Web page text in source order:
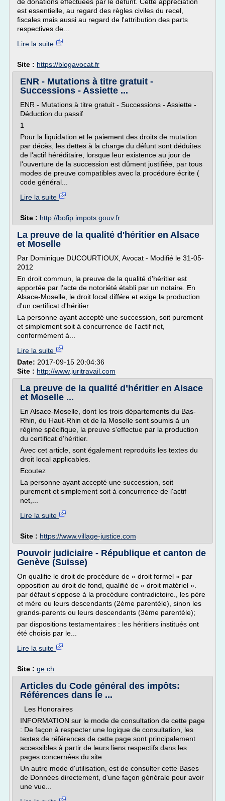
est essentielle, au regard des règles civiles du recel,
fiscales mais aussi au regard de l'attribution des parts
respectives de...
Lire la suite
Site : https://blogavocat.fr
ENR - Mutations à titre gratuit -
Successions - Assiette ...
ENR - Mutations à titre gratuit - Successions - Assiette -
Déduction du passif
1
Pour la liquidation et le paiement des droits de mutation
par décès, les dettes à la charge du défunt sont déduites
de l'actif héréditaire, lorsque leur existence au jour de
l'ouverture de la succession est dûment justifiée, par tous
modes de preuve compatibles avec la procédure écrite (
code général...
Lire la suite
Site : http://bofip.impots.gouv.fr
La preuve de la qualité d'héritier en Alsace
et Moselle
Par Dominique DUCOURTIOUX, Avocat - Modifié le 31-05-
2012
En droit commun, la preuve de la qualité d'héritier est
apportée par l'acte de notoriété établi par un notaire. En
Alsace-Moselle, le droit local différe et exige la production
d'un certificat d'héritier.
La personne ayant accepté une succession, soit purement
et simplement soit à concurrence de l'actif net,
conformément à...
Lire la suite
Date: 2017-09-15 20:04:36
Site : http://www.juritravail.com
La preuve de la qualité d’héritier en Alsace
et Moselle ...
En Alsace-Moselle, dont les trois départements du Bas-
Rhin, du Haut-Rhin et de la Moselle sont soumis à un
régime spécifique, la preuve s'effectue par la production
du certificat d'héritier.
Avec cet article, sont également reproduits les textes du
droit local applicables.
Ecoutez
La personne ayant accepté une succession, soit
purement et simplement soit à concurrence de l'actif
net,...
Lire la suite
Site : https://www.village-justice.com
Pouvoir judiciaire - République et canton de
Genève (Suisse)
On qualifie le droit de procédure de « droit formel » par
opposition au droit de fond, qualifié de « droit matériel ».
par défaut s'oppose à la procédure contradictoire., les père
et mère ou leurs descendants (2ème parentèle), sinon les
grands-parents ou leurs descendants (3ème parentèle);
par dispositions testamentaires : les héritiers institués ont
été choisis par le...
Lire la suite
Site : ge.ch
Articles du Code général des impôts:
Références dans le ...
Les Honoraires
INFORMATION sur le mode de consultation de cette page
: De façon à respecter une logique de consultation, les
textes de références de cette page sont principalement
accessibles à partir de leurs liens respectifs dans les
pages concernées du site .
Un autre mode d'utilisation, est de consulter cette Bases
de Données directement, d'une façon générale pour avoir
une vue...